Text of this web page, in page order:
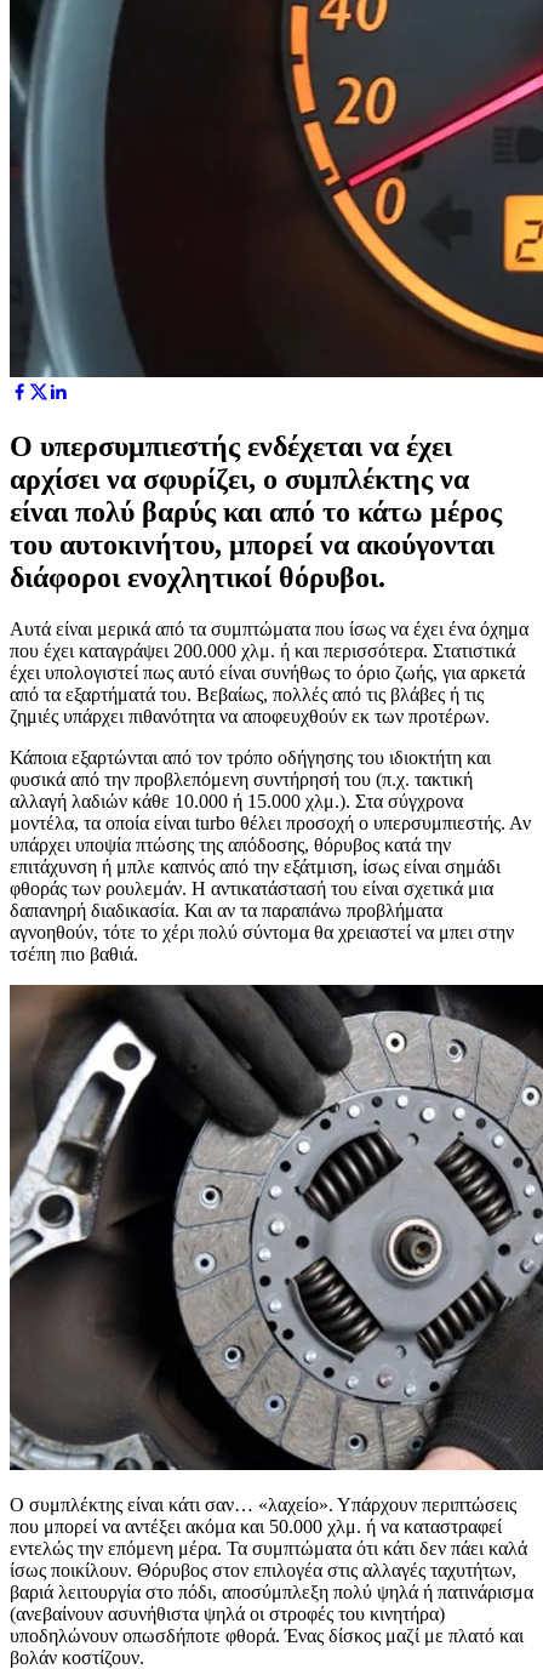
Ο υπερσυμπιεστής ενδέχεται να έχει
αρχίσει να σφυρίζει, ο συμπλέκτης να
είναι πολύ βαρύς και από το κάτω μέρος
του αυτοκινήτου, μπορεί να ακούγονται
διάφοροι ενοχλητικοί θόρυβοι.
Αυτά είναι μερικά από τα συμπτώματα που ίσως να έχει ένα όχημα
που έχει καταγράψει 200.000 χλμ. ή και περισσότερα. Στατιστικά
έχει υπολογιστεί πως αυτό είναι συνήθως το όριο ζωής, για αρκετά
από τα εξαρτήματά του. Βεβαίως, πολλές από τις βλάβες ή τις
ζημιές υπάρχει πιθανότητα να αποφευχθούν εκ των προτέρων.
Κάποια εξαρτώνται από τον τρόπο οδήγησης του ιδιοκτήτη και
φυσικά από την προβλεπόμενη συντήρησή του (π.χ. τακτική
αλλαγή λαδιών κάθε 10.000 ή 15.000 χλμ.). Στα σύγχρονα
μοντέλα, τα οποία είναι turbo θέλει προσοχή ο υπερσυμπιεστής. Αν
υπάρχει υποψία πτώσης της απόδοσης, θόρυβος κατά την
επιτάχυνση ή μπλε καπνός από την εξάτμιση, ίσως είναι σημάδι
φθοράς των ρουλεμάν. Η αντικατάστασή του είναι σχετικά μια
δαπανηρή διαδικασία. Και αν τα παραπάνω προβλήματα
αγνοηθούν, τότε το χέρι πολύ σύντομα θα χρειαστεί να μπει στην
τσέπη πιο βαθιά.
Ο συμπλέκτης είναι κάτι σαν… «λαχείο». Υπάρχουν περιπτώσεις
που μπορεί να αντέξει ακόμα και 50.000 χλμ. ή να καταστραφεί
εντελώς την επόμενη μέρα. Τα συμπτώματα ότι κάτι δεν πάει καλά
ίσως ποικίλουν. Θόρυβος στον επιλογέα στις αλλαγές ταχυτήτων,
βαριά λειτουργία στο πόδι, αποσύμπλεξη πολύ ψηλά ή πατινάρισμα
(ανεβαίνουν ασυνήθιστα ψηλά οι στροφές του κινητήρα)
υποδηλώνουν οπωσδήποτε φθορά. Ένας δίσκος μαζί με πλατό και
βολάν κοστίζουν.